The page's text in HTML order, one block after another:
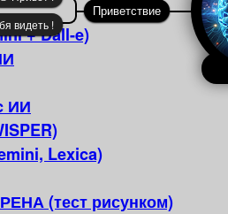
+ Dall-e)
ИИ
Lexica)
(тест рисунком)
Приветствие
видеть !